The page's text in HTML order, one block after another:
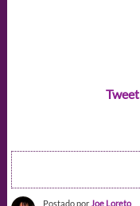
Tweet
Postado por Joe Loreto